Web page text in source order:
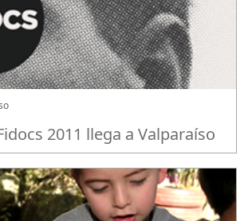
2011 llega a Valparaíso